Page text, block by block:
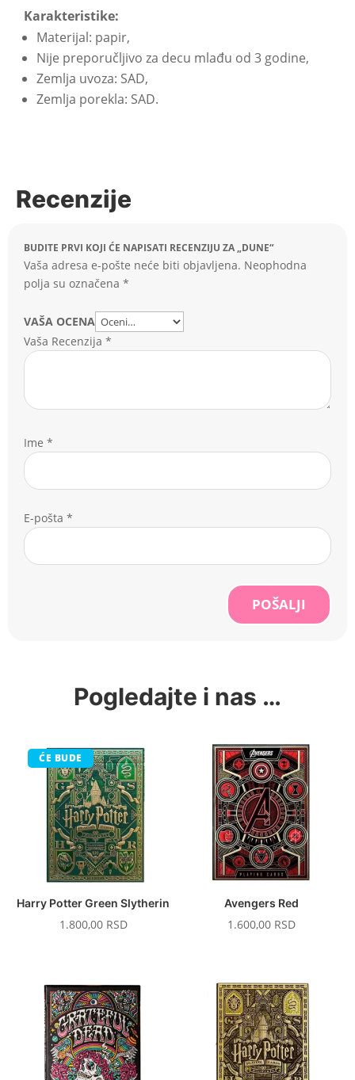
Karakteristike:
Materijal: papir,
Nije preporučljivo za decu mlađu od 3 godine,
Zemlja uvoza: SAD,
Zemlja porekla: SAD.
Recenzije
BUDITE PRVI KOJI ĆE NAPISATI RECENZIJU ZA „DUNE“
Vaša adresa e-pošte neće biti objavljena. Neophodna
polja su označena *
VAŠA OCENA
Vaša Recenzija *
Ime *
E-pošta *
POŠALJI
Pogledajte i nas …
ĆE BUDE
Harry Potter Green Slytherin
1.800,00 RSD
Avengers Red
1.600,00 RSD